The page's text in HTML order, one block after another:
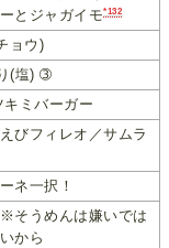
とジャガイモ*132
ョウ)
(塩) ➂
ミバーガー
びフィレオ／サムラ
ネ一択！
そうめんは嫌いでは
から